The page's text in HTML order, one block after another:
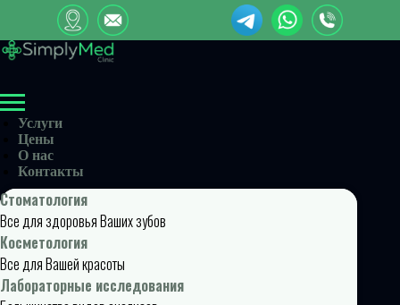
Услуги
Цены
О нас
Контакты
Стоматология
Все для здоровья Ваших зубов
Косметология
Все для Вашей красоты
Лабораторные исследования